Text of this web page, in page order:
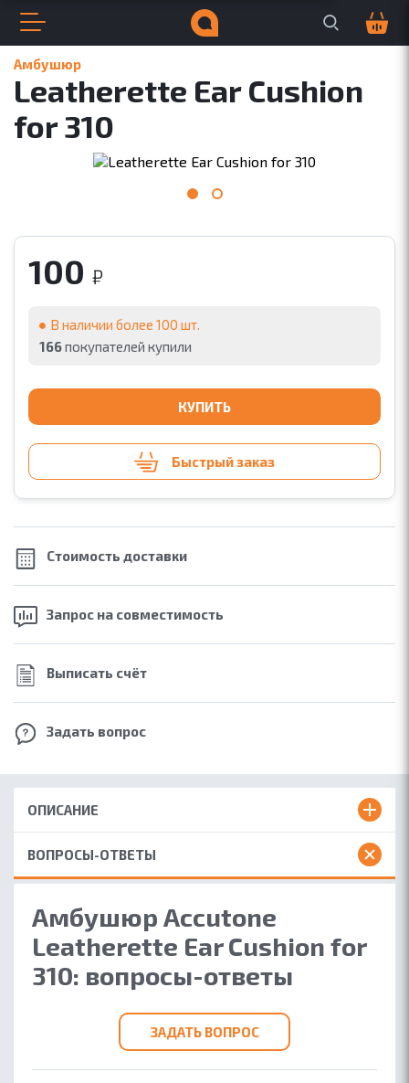
Открыть меню
Поиск по сайту
Поиск по сайту
Всплывающее меню
Навигация по сайту
ДЛЯ БИЗНЕСА ДЛЯ МУЗЫКИ
Закрыть меню
Амбушюр
Leatherette Ear Cushion
for 310
100 ₽
В наличии более 100 шт.
166покупателей купили
КУПИТЬ
Быстрый заказ
Стоимость доставки
Запрос на совместимость
Выписать счёт
Задать вопрос
ОПИСАНИЕ
ВОПРОСЫ-ОТВЕТЫ
Амбушюр Accutone
Leatherette Ear Cushion for
310: вопросы-ответы
ЗАДАТЬ ВОПРОС